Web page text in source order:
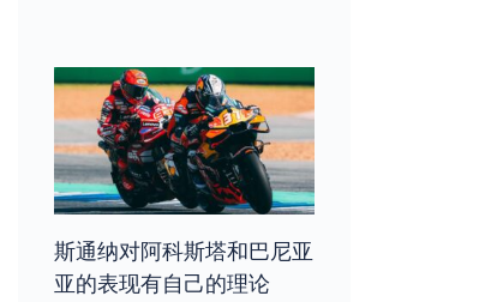
斯通纳对阿科斯塔和巴尼亚
亚的表现有自己的理论